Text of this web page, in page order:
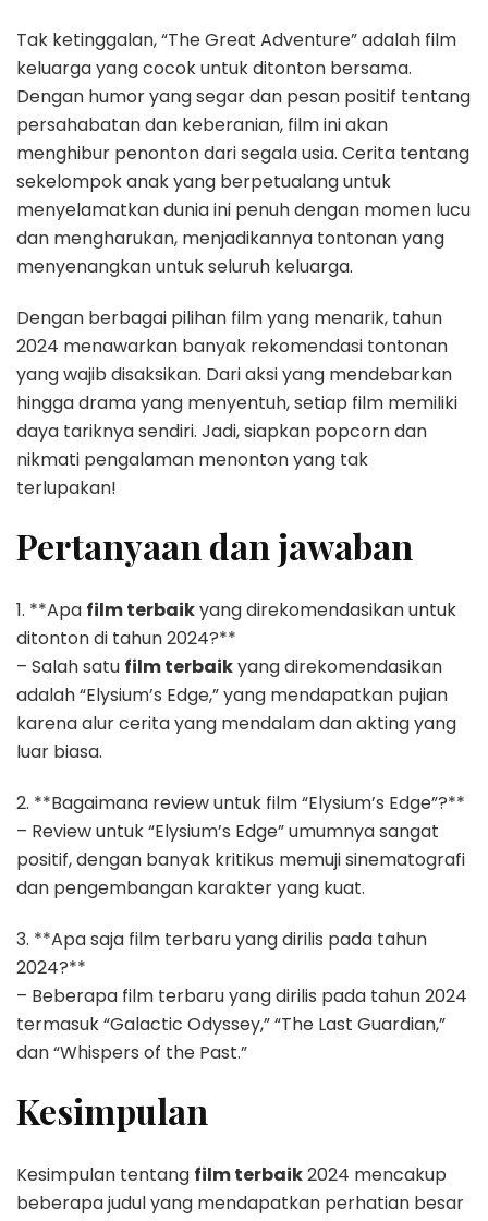
Tak ketinggalan, “The Great Adventure” adalah film
keluarga yang cocok untuk ditonton bersama.
Dengan humor yang segar dan pesan positif tentang
persahabatan dan keberanian, film ini akan
menghibur penonton dari segala usia. Cerita tentang
sekelompok anak yang berpetualang untuk
menyelamatkan dunia ini penuh dengan momen lucu
dan mengharukan, menjadikannya tontonan yang
menyenangkan untuk seluruh keluarga.
Dengan berbagai pilihan film yang menarik, tahun
2024 menawarkan banyak rekomendasi tontonan
yang wajib disaksikan. Dari aksi yang mendebarkan
hingga drama yang menyentuh, setiap film memiliki
daya tariknya sendiri. Jadi, siapkan popcorn dan
nikmati pengalaman menonton yang tak
terlupakan!
Pertanyaan dan jawaban
1. **Apa film terbaikyang direkomendasikan untuk
ditonton di tahun 2024?**
– Salah satu film terbaikyang direkomendasikan
adalah “Elysium’s Edge,” yang mendapatkan pujian
karena alur cerita yang mendalam dan akting yang
luar biasa.
2. **Bagaimana review untuk film “Elysium’s Edge”?**
– Review untuk “Elysium’s Edge” umumnya sangat
positif, dengan banyak kritikus memuji sinematografi
dan pengembangan karakter yang kuat.
3. **Apa saja film terbaru yang dirilis pada tahun
2024?**
– Beberapa film terbaru yang dirilis pada tahun 2024
termasuk “Galactic Odyssey,” “The Last Guardian,”
dan “Whispers of the Past.”
Kesimpulan
Kesimpulan tentang film terbaik2024 mencakup
beberapa judul yang mendapatkan perhatian besar